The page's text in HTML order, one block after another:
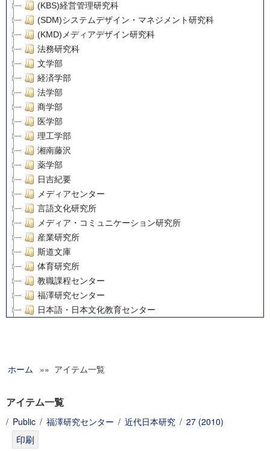
(KBS)経営管理研究科
(SDM)システムデザイン・マネジメント研究科
(KMD)メディアデザイン研究科
法務研究科
文学部
経済学部
法学部
商学部
医学部
理工学部
湘南藤沢
薬学部
日吉紀要
メディアセンター
言語文化研究所
メディア・コミュニケーション研究所
産業研究所
斯道文庫
体育研究所
教職課程センター
福澤研究センター
日本語・日本文化教育センター
グローバルリサーチインスティテュート
科学研究費補助金研究成果報告書
慶應義塾大学グローバルCOEプログラム市民社会ガバナンス
ホーム »» アイテム一覧
アイテム一覧
/ Public / 福澤研究センター / 近代日本研究 / 27 (2010)